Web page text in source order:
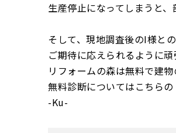
生産停止になってしまうと
そして、現地調査後のI様と
ご期待に応えられるように頑
リフォームの森は無料で建
無料診断についてはこちらの
-Ku-